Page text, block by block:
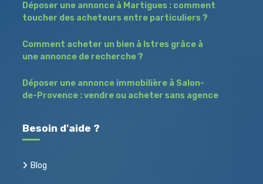
Déposer une annonce à Martigues : comment
toucher des acheteurs entre particuliers ?
Comment acheter un bien à Istres grâce à
une annonce de recherche ?
Déposer une annonce immobilière à Salon-
de-Provence : vendre ou acheter sans agence
Besoin d'aide ?
Blog